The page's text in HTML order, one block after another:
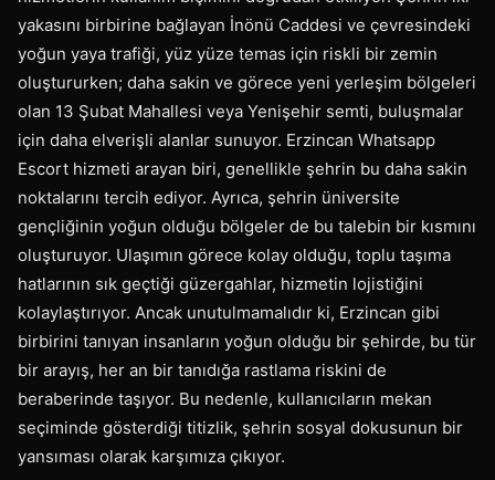
yakasını birbirine bağlayan İnönü Caddesi ve çevresindeki
yoğun yaya trafiği, yüz yüze temas için riskli bir zemin
oluştururken; daha sakin ve görece yeni yerleşim bölgeleri
olan 13 Şubat Mahallesi veya Yenişehir semti, buluşmalar
için daha elverişli alanlar sunuyor. Erzincan Whatsapp
Escort hizmeti arayan biri, genellikle şehrin bu daha sakin
noktalarını tercih ediyor. Ayrıca, şehrin üniversite
gençliğinin yoğun olduğu bölgeler de bu talebin bir kısmını
oluşturuyor. Ulaşımın görece kolay olduğu, toplu taşıma
hatlarının sık geçtiği güzergahlar, hizmetin lojistiğini
kolaylaştırıyor. Ancak unutulmamalıdır ki, Erzincan gibi
birbirini tanıyan insanların yoğun olduğu bir şehirde, bu tür
bir arayış, her an bir tanıdığa rastlama riskini de
beraberinde taşıyor. Bu nedenle, kullanıcıların mekan
seçiminde gösterdiği titizlik, şehrin sosyal dokusunun bir
yansıması olarak karşımıza çıkıyor.